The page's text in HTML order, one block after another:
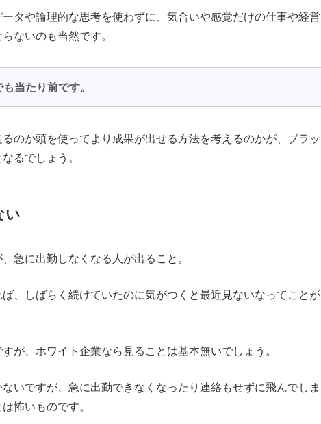
タや論理的な思考を使わずに、気合いや感覚だけの仕事や経営
ないのも当然です。
当たり前です。
のか頭を使ってより成果が出せる方法を考えるのかが、ブラッ
るでしょう。
い
急に出勤しなくなる人が出ること。
、しばらく続けていたのに気がつくと最近見ないなってことが
が、ホワイト企業なら見ることは基本無いでしょう。
いですが、急に出勤できなくなったり連絡もせずに飛んでしま
怖いものです。